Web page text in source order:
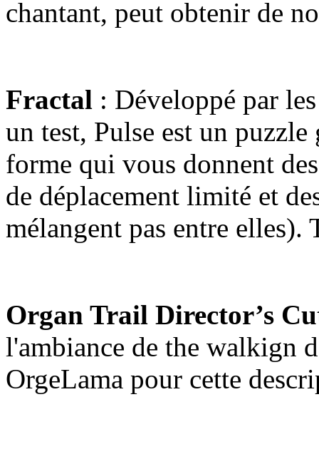
chantant, peut obtenir de
Fractal : Développé par
un test, Pulse est un
forme qui vous donnent
de déplacement limité et
mélangent pas entre elles).
Organ Trail Director’s
l'ambiance de the walkign
OrgeLama pour cette